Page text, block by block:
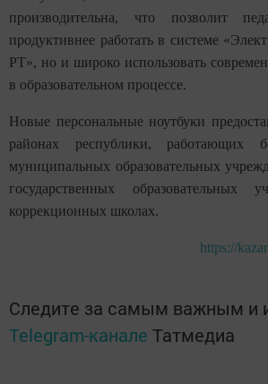
производительна, что позволит
продуктивнее работать в системе
РТ», но и широко использовать
в образовательном процессе.
Новые персональные ноутбуки
районах республики,
муниципальных образовательных
государственных
коррекционных школах.
https://
Следите за самым важным и
Telegram-канале Татмедиа